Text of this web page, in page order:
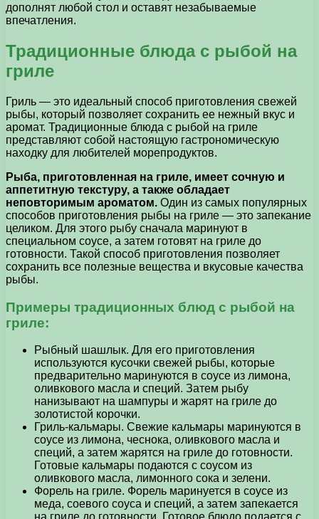
дополнят любой стол и оставят незабываемые
впечатления.
Традиционные блюда с рыбой на
гриле
Гриль — это идеальный способ приготовления свежей
рыбы, который позволяет сохранить ее нежный вкус и
аромат. Традиционные блюда с рыбой на гриле
представляют собой настоящую гастрономическую
находку для любителей морепродуктов.
Рыба, приготовленная на гриле, имеет сочную и
аппетитную текстуру, а также обладает
неповторимым ароматом. Один из самых популярных
способов приготовления рыбы на гриле — это запекание
целиком. Для этого рыбу сначала маринуют в
специальном соусе, а затем готовят на гриле до
готовности. Такой способ приготовления позволяет
сохранить все полезные вещества и вкусовые качества
рыбы.
Примеры традиционных блюд с рыбой на
гриле:
Рыбный шашлык. Для его приготовления
используются кусочки свежей рыбы, которые
предварительно маринуются в соусе из лимона,
оливкового масла и специй. Затем рыбу
нанизывают на шампуры и жарят на гриле до
золотистой корочки.
Гриль-кальмары. Свежие кальмары маринуются в
соусе из лимона, чеснока, оливкового масла и
специй, а затем жарятся на гриле до готовности.
Готовые кальмары подаются с соусом из
оливкового масла, лимонного сока и зелени.
Форель на гриле. Форель маринуется в соусе из
меда, соевого соуса и специй, а затем запекается